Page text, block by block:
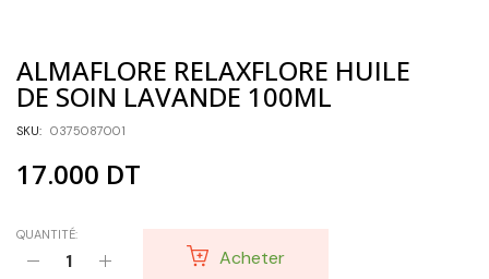
ALMAFLORE RELAXFLORE HUILE
DE SOIN LAVANDE 100ML
SKU: 0375087001
17.000 DT
QUANTITÉ:
Acheter